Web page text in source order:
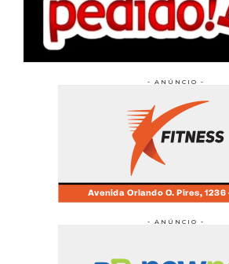
- ANÚNCIO -
- ANÚNCIO -